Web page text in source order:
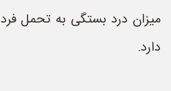
میزان درد بستگی به تحمل
دارد.